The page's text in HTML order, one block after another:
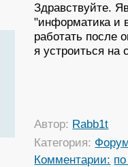
Здравствуйте.
"информатика и
работать после
я устроиться на
Автор: Rabb1t
Категория:
Комментарии: